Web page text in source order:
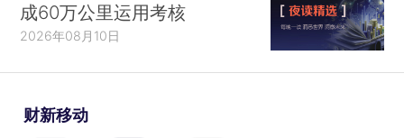
成60万公里运用考核
2026年08月10日
财新移动